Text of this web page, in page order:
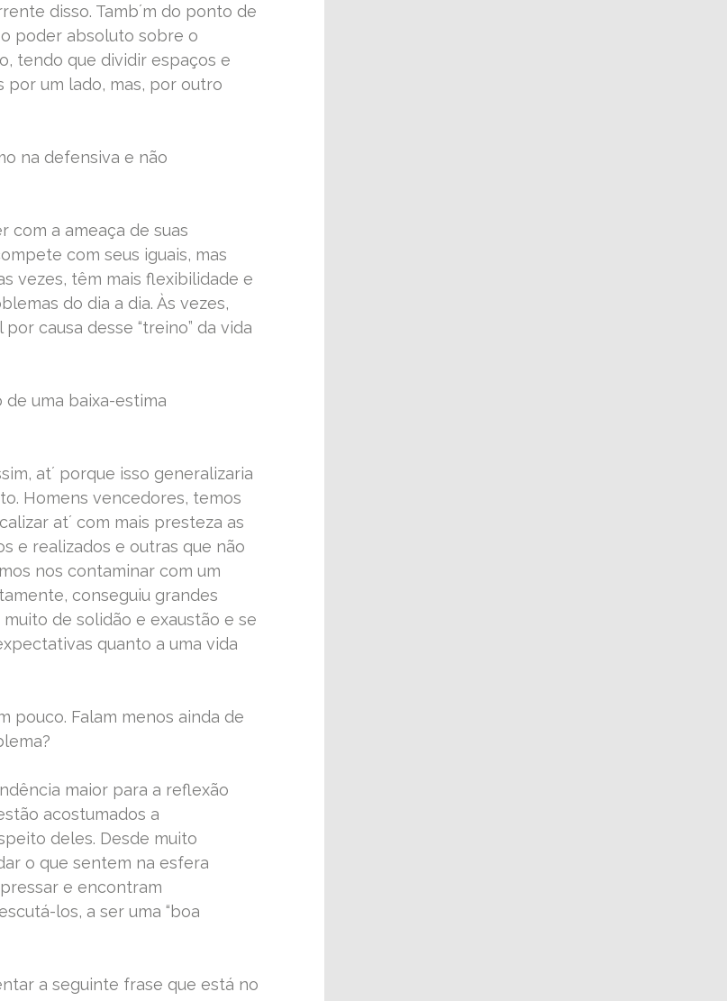
disso. Tamb´m do ponto de
poder absoluto sobre o
tendo que dividir espaços e
por um lado, mas, por outro
na defensiva e não
com a ameaça de suas
com seus iguais, mas
vezes, têm mais flexibilidade e
do dia a dia. Às vezes,
causa desse “treino” da vida
de uma baixa-estima
at´ porque isso generalizaria
Homens vencedores, temos
at´ com mais presteza as
e realizados e outras que não
nos contaminar com um
conseguiu grandes
de solidão e exaustão e se
quanto a uma vida
pouco. Falam menos ainda de
maior para a reflexão
acostumados a
deles. Desde muito
o que sentem na esfera
e encontram
los, a ser uma “boa
a seguinte frase que está no